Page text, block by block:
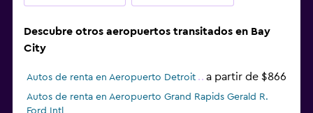
Descubre otros aeropuertos transitados en Bay
City
Autos de renta en Aeropuerto Detroit a partir de $866
Autos de renta en Aeropuerto Grand Rapids Gerald R.